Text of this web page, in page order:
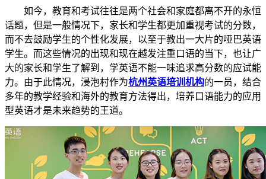
如今，教育和考试往往是两个社会和家庭都离不开的永恒
话题，但是一般情况下，家长和学生都更加重视考试的分数，
而不去鼓励学生的个性化发展，以至于教出一大片的哑巴英语
学生。而这些情况的出现和现在越发注重口语的当下，也让广
大的家长和学生了解到，学英语不能一味追求高分数的应试能
力。由于此情况，浸泡村作为杭州英语培训机构的一员，结合
多年的教学经验和海外的教育方法得出，培养口语能力的应用
型英语才是未来趋势的王道。